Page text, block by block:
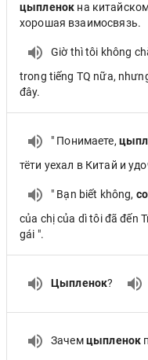
цыпленок на
хорошая взаимосвязь.
Giờ thì tôi không
trong tiếng TQ nữa,
đây.
" Понимаете,
тёти уехал в Китай и
" Bạn biết không,
của chị của dì tôi đã đến
gái ".
Цыпленок?
Зачемцыпленок